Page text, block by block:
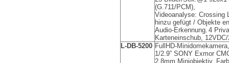
(G.711/PCM),
Videoanalyse: Crossing
hinzu gefügt / Objekte
Audio-Erkennung 4
Karteneinschub,
L-DB-5200 FullHD-
1/2.9” SONY Exmor
2.8mm Miniobjektiv,